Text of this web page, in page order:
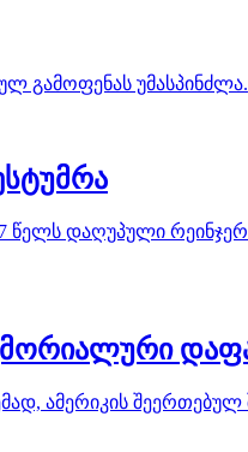
გამოფენას უმასპინძლა.
წელს დაღუპული
ამერიკის